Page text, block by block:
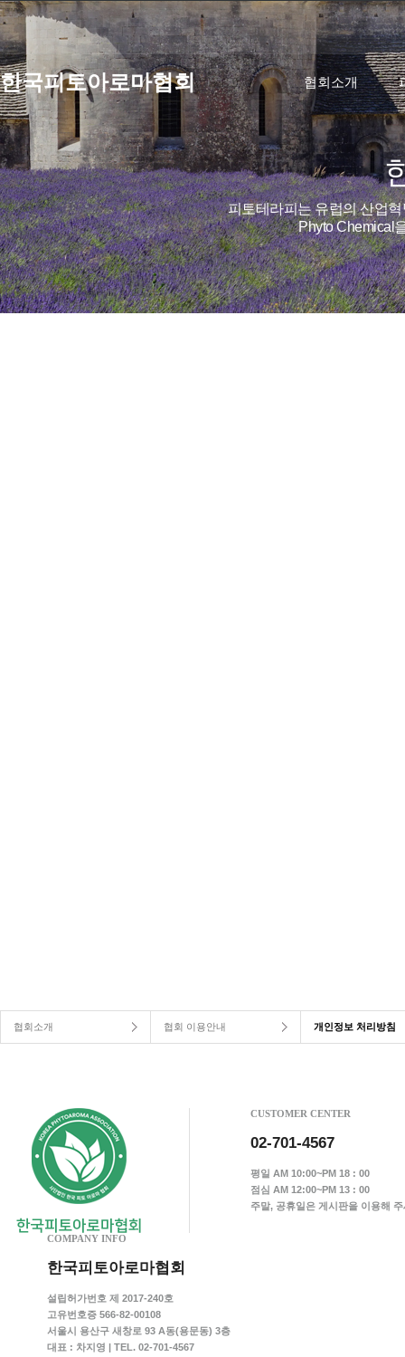
한국피토아로마협회 협회소개
피토테라피는 유럽의 산업
Phyto Chemical
협회소개 협회 이용안내 개인정보 처리방침
CUSTOMER CENTER
02-701-4567
평일 AM 10:00~PM 18 : 00
점심 AM 12:00~PM 13 : 00
주말, 공휴일은 게시판을 이용해
COMPANY INFO
한국피토아로마협회
설립허가번호 제 2017-240호
고유번호증 566-82-00108
서울시 용산구 새창로 93 A동(용문동) 3층
대표 : 차지영 | TEL. 02-701-4567